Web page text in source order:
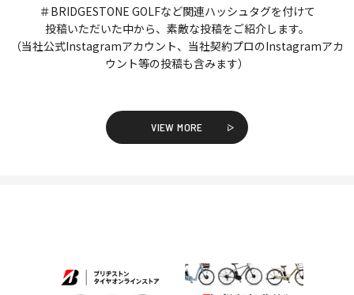
＃BRIDGESTONE GOLFなど関連ハッシュタグを付けて
投稿いただいた中から、素敵な投稿をご紹介します。
（当社公式Instagramアカウント、当社契約プロのInstagramアカ
ウント等の投稿も含みます）
VIEW MORE